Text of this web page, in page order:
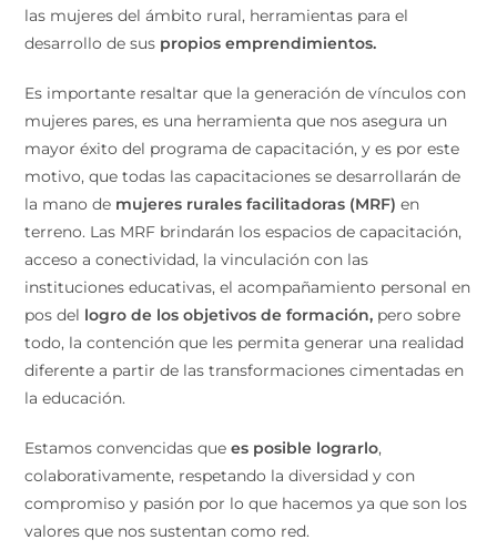
las mujeres del ámbito rural, herramientas para el
desarrollo de sus propios emprendimientos.
Es importante resaltar que la generación de vínculos con
mujeres pares, es una herramienta que nos asegura un
mayor éxito del programa de capacitación, y es por este
motivo, que todas las capacitaciones se desarrollarán de
la mano de mujeres rurales facilitadoras (MRF) en
terreno. Las MRF brindarán los espacios de capacitación,
acceso a conectividad, la vinculación con las
instituciones educativas, el acompañamiento personal en
pos del logro de los objetivos de formación, pero sobre
todo, la contención que les permita generar una realidad
diferente a partir de las transformaciones cimentadas en
la educación.
Estamos convencidas que es posible lograrlo,
colaborativamente, respetando la diversidad y con
compromiso y pasión por lo que hacemos ya que son los
valores que nos sustentan como red.